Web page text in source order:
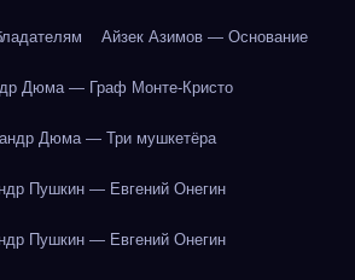
Айзек Азимов — Основание
Дюма — Граф Монте-Кристо
Дюма — Три мушкетёра
Пушкин — Евгений Онегин
Пушкин — Евгений Онегин